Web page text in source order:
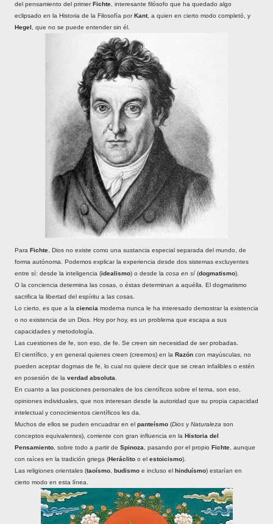
del pensamiento del primerFichte , interesante filósofo que ha quedado algo
eclipsado en la Historia de la Filosofía porKant, a quien en cierto modo completó, y
Hegel , que no se puede entender sin él.
Para Fichte , Dios no existe como una sustancia especial separada del mundo, de
forma autónoma. Podemos explicar la experiencia desde dos sistemas excluyentes
entre sí: desde la inteligencia (idealismo) o desde la cosa en sí(dogmatismo).
O la conciencia determina las cosas, o éstas determinan a aquélla. El dogmatismo
sacrifica la libertad del espíritu a las cosas.
Lo cierto, es que a la ciencia moderna nunca le ha interesado demostrar la existencia
o no existencia de un Dios. Hoy por hoy, es un problema que escapa a sus
capacidades y metodología.
Las cuestiones de fe, son eso, de fe. Se creen sin necesidad de ser probadas.
El científico, y en general quienes creen (creemos) en la Razón con mayúsculas, no
pueden aceptar dogmas de fe, lo cual no quiere decir que se crean infalibles o estén
en posesión de la verdad absoluta
En cuanto a las posiciones personales de los científicos sobre el tema, son eso,
opiniones individuales, que nos interesan desde la autoridad que su propia capacidad
intelectual y conocimientos científicos les da.
Muchos de ellos se puden encuadrar en el panteísmo (Dios y Naturaleza son
conceptos equivalentes), corriente con gran influencia en la Historia del
Pensamiento , sobre todo a partir de Spinoza , pasando por el propio Fichte , aunque
con raíces en la tradición griega (Heráclito o el estoicismo).
Las religiones orientales (taoísmo budismo e incluso el hinduísmo) estarían en
cierto modo en esta línea.